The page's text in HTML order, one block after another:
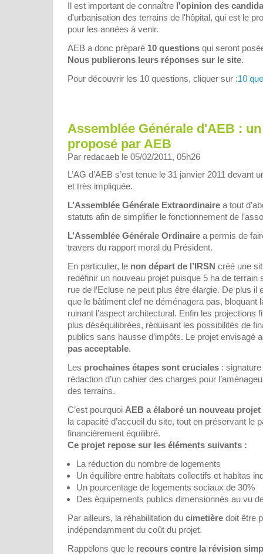
Il est important de connaître l'opinion des
d'urbanisation des terrains de l'hôpital, qui est le
pour les années à venir.
AEB a donc préparé 10 questions qui seront
Nous publierons leurs réponses sur le site.
Pour découvrir les 10 questions, cliquer sur :10
Assemblée Générale d'AEB :
proposé par AEB
Par redacaeb le 05/02/2011, 05h26
L’AG d’AEB s’est tenue le 31 janvier 2011 devant
et très impliquée.
L’Assemblée Générale Extraordinaire a tout
statuts afin de simplifier le fonctionnement de
L’Assemblée Générale Ordinaire a permis de
travers du rapport moral du Président.
En particulier, le non départ de l’IRSN créé une
redéfinir un nouveau projet puisque 5 ha de terrain
rue de l’Ecluse ne peut plus être élargie. De plus
que le bâtiment clef ne déménagera pas, bloquant
ruinant l’aspect architectural. Enfin les projections
plus déséquilibrées, réduisant les possibilités de
publics sans hausse d’impôts. Le projet envisagé
pas acceptable.
Les prochaines étapes sont cruciales : signature
rédaction d’un cahier des charges pour
des terrains.
C’est pourquoi AEB a élaboré un nouveau projet
la capacité d’accueil du site, tout en préservant le
financièrement équilibré.
Ce projet repose sur les éléments suivants :
La réduction du nombre de logements
Un équilibre entre habitats collectifs et habitas
Un pourcentage de logements sociaux de 30%
Des équipements publics dimensionnés au vu
Par ailleurs, la réhabilitation du cimetière doit être
indépendamment du coût du projet.
Rappelons que le recours contre la révision